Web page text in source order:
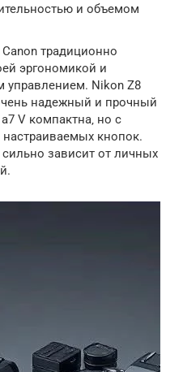
и объемом
традиционно
эргономикой и
управлением. Nikon Z8
надежный и прочный
V компактна‚ но с
кнопок.
зависит от личных